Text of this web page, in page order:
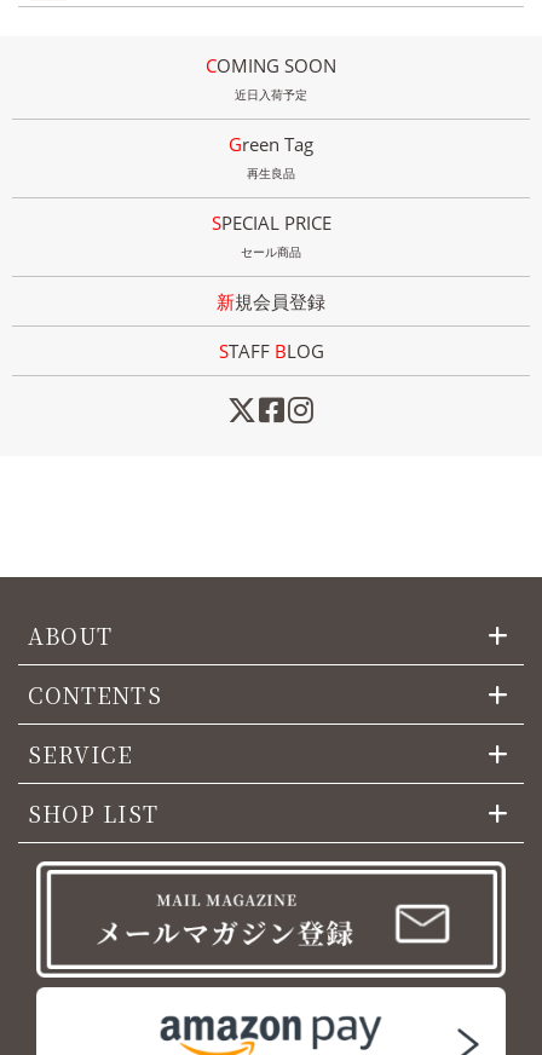
COMING SOON
近日入荷予定
Green Tag
再生良品
SPECIAL PRICE
セール商品
新規会員登録
STAFF BLOG
ABOUT
CONTENTS
SERVICE
SHOP LIST